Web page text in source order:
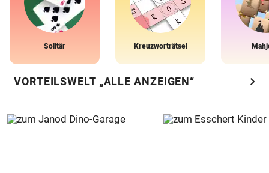
Solitär Kreuzworträtsel
VORTEILSWELT „ALLE ANZEIGEN“ chevron_right